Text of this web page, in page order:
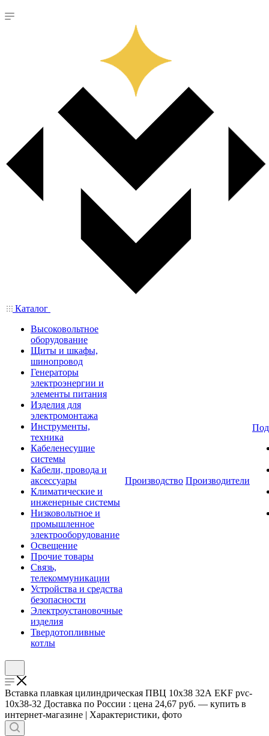
Каталог
Высоковольтное
оборудование
Щиты и шкафы,
шинопровод
Генераторы
электроэнергии и
элементы питания
Изделия для
электромонтажа
Инструменты,
техника
Кабеленесущие
системы
Кабели, провода и
аксессуары
Климатические и
инженерные системы
Низковольтное и
промышленное
электрооборудование
Освещение
Прочие товары
Связь,
телекоммуникации
Устройства и средства
безопасности
Электроустановочные
изделия
Твердотопливные
котлы
Производство Производители
Вставка плавкая цилиндрическая ПВЦ 10х38 32А EKF pvc-
10x38-32 Доставка по России : цена 24,67 руб. — купить в
интернет-магазине | Характеристики, фото